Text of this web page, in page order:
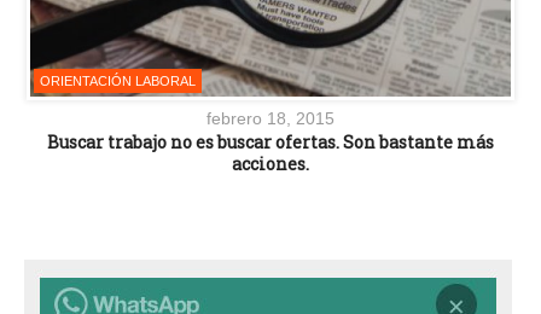
ORIENTACIÓN LABORAL
febrero 18, 2015
Buscar trabajo no es buscar ofertas. Son bastante más
acciones.